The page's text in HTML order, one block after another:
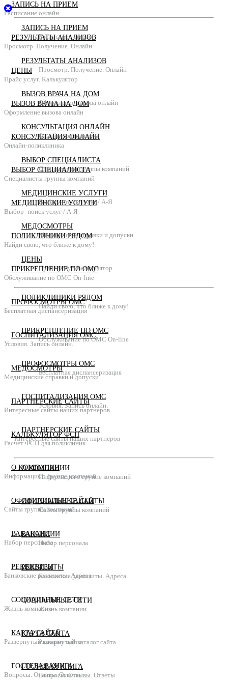
ЗАПИСЬ НА ПРИЕМ
Расписание онлайн
РЕЗУЛЬТАТЫ АНАЛИЗОВ
Просмотр. Получение. Онлайн
ВЫЗОВ ВРАЧА НА ДОМ
Оформление вызова онлайн
КОНСУЛЬТАЦИЯ ОНЛАЙН
Онлайн-поликлиника
ВЫБОР СПЕЦИАЛИСТА
Специалисты группы компаний
МЕДИЦИНСКИЕ УСЛУГИ
Выбор–поиск услуг / А-Я
МЕДОСМОТРЫ
Медицинские справки и допуски
ЦЕНЫ
Прайс услуг. Калькулятор
ПОЛИКЛИНИКИ РЯДОМ
Найди свою, что ближе к дому!
ПРИКРЕПЛЕНИЕ ПО ОМС
Обслуживание по ОМС On-line
ПРОФОСМОТРЫ ОМС
Бесплатная диспансеризация
ГОСПИТАЛИЗАЦИЯ ОМС
Условия. Запись онлайн.
ПАРТНЕРСКИЕ САЙТЫ
Интересные сайты наших партнеров
О КОМПАНИИ
Информация о группе компаний
ОФИЦИАЛЬНЫЕ САЙТЫ
Сайты группы компаний
ВАКАНСИИ
Набор персонала
РЕКВИЗИТЫ
Банковские реквизиты. Адреса
СОЦИАЛЬНЫЕ СЕТИ
Жизнь компании
КАРТА САЙТА
Развернутый каталог сайта
ГОСТЕВАЯ КНИГА
Вопросы. Отзывы. Ответы
ЗАПИСЬ НА ПРИЕМ
Расписание онлайн
РЕЗУЛЬТАТЫ АНАЛИЗОВ
Просмотр. Получение. Онлайн
ЦЕНЫ
Прайс услуг. Калькулятор
ВЫЗОВ ВРАЧА НА ДОМ
Оформление вызова онлайн
КОНСУЛЬТАЦИЯ ОНЛАЙН
Онлайн-поликлиника
ВЫБОР СПЕЦИАЛИСТА
Специалисты группы компаний
МЕДИЦИНСКИЕ УСЛУГИ
Выбор–поиск услуг / А-Я
ПОЛИКЛИНИКИ РЯДОМ
Найди свою, что ближе к дому!
ПРИКРЕПЛЕНИЕ ПО ОМС
Обслуживание по ОМС On-line
ПРОФОСМОТРЫ ОМС
Бесплатная диспансеризация
ГОСПИТАЛИЗАЦИЯ ОМС
Условия. Запись онлайн.
МЕДОСМОТРЫ
Медицинские справки и допуски
ПАРТНЕРСКИЕ САЙТЫ
Интересные сайты наших партнеров
КАЛЬКУЛЯТОР ФСП
Расчет ФСП для поликлиник
О КОМПАНИИ
Информация о группе компаний
ОФИЦИАЛЬНЫЕ САЙТЫ
Сайты группы компаний
ВАКАНСИИ
Набор персонала
РЕКВИЗИТЫ
Банковские реквизиты. Адреса
СОЦИАЛЬНЫЕ СЕТИ
Жизнь компании
КАРТА САЙТА
Развернутый каталог сайта
ГОСТЕВАЯ КНИГА
Вопросы. Отзывы. Ответы